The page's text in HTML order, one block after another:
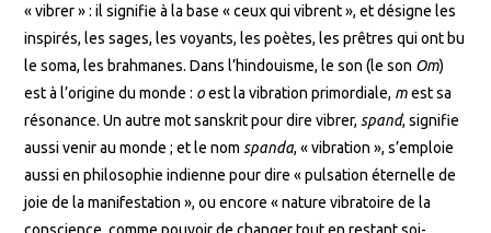
« vibrer » : il signifie à la base « ceux qui vibrent », et désigne les
inspirés, les sages, les voyants, les poètes, les prêtres qui ont bu
le soma, les brahmanes. Dans l’hindouisme, le son (le son Om)
est à l’origine du monde : oest la vibration primordiale, mest sa
résonance. Un autre mot sanskrit pour dire vibrer, spand, signifie
aussi venir au monde ; et le nom spanda, « vibration », s’emploie
aussi en philosophie indienne pour dire « pulsation éternelle de
joie de la manifestation », ou encore « nature vibratoire de la
conscience, comme pouvoir de changer tout en restant soi-